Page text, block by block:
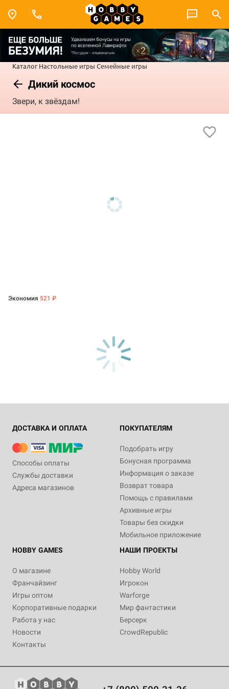
Каталог Настольные игры Семейные игры
Дикий космос
Звери, к звёздам!
Экономия 521 ₽
ДОСТАВКА И ОПЛАТА
Способы оплаты
Службы доставки
Адреса магазинов
ПОКУПАТЕЛЯМ
Подобрать игру
Бонусная программа
Информация о заказе
Возврат товара
Помощь с правилами
Архивные игры
Товары без скидки
Мобильное приложение
HOBBY GAMES
О магазине
Франчайзинг
Игры оптом
Корпоративные подарки
Работа у нас
Новости
Контакты
НАШИ ПРОЕКТЫ
Hobby World
Игрокон
Warforge
Мир фантастики
Берсерк
CrowdRepublic